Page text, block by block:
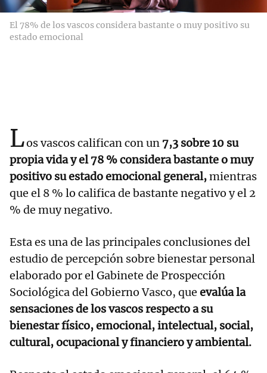
El 78% de los vascos considera bastante o muy positivo su
estado emocional
Los vascos califican con un 7,3 sobre 10 su
propia vida y el 78 % considera bastante o muy
positivo su estado emocional general,mientras
que el 8 % lo califica de bastante negativo y el 2
% de muy negativo.
Esta es una de las principales conclusiones del
estudio de percepción sobre bienestar personal
elaborado por el Gabinete de Prospección
Sociológica del Gobierno Vasco, que evalúa la
sensaciones de los vascos respecto a su
bienestar físico, emocional, intelectual, social,
cultural, ocupacional y financiero y ambiental.